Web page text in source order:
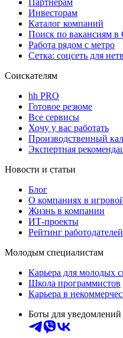
Партнерам
Инвесторам
Каталог компаний
Поиск по вакансиям в
Работа рядом с метро
Сетка: соцсеть для
Соискателям
hh PRO
Готовое резюме
Все сервисы
Хочу у вас работать
Производственный
Экспертная
Новости и статьи
Блог
О компаниях в
Жизнь в компании
ИТ-проекты
Рейтинг
Молодым специалистам
Карьера для молодых
Школа программистов
Карьера в
Боты для уведомлений